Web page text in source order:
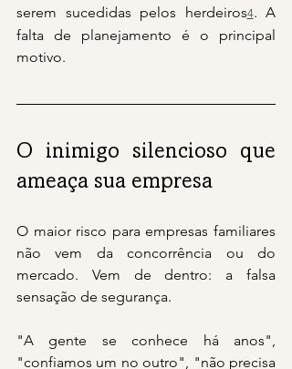
serem sucedidas pelos herdeiros4. A
falta de planejamento é o principal
motivo.
O inimigo silencioso que
ameaça sua empresa
O maior risco para empresas familiares
não vem da concorrência ou do
mercado. Vem de dentro: a falsa
sensação de segurança.
"A gente se conhece há anos",
"confiamos um no outro", "não precisa